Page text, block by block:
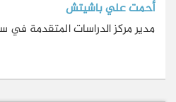
أحمت علي باشيتش
مدير مركز الدراسات المتقدمة في